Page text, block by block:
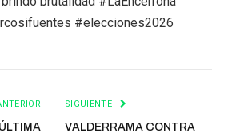
#elecciones2026
SIGUIENTE
VALDERRAMA CONTRA